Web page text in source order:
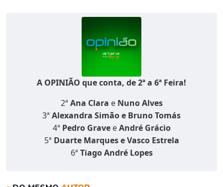
A OPINIÃO que conta, de 2ª a 6ª Feira!
2ª Ana Clara e Nuno Alves
3ª Alexandra Simão e Bruno Tomás
4ª Pedro Grave e André Grácio
5ª Duarte Marques e Vasco Estrela
6ª Tiago André Lopes